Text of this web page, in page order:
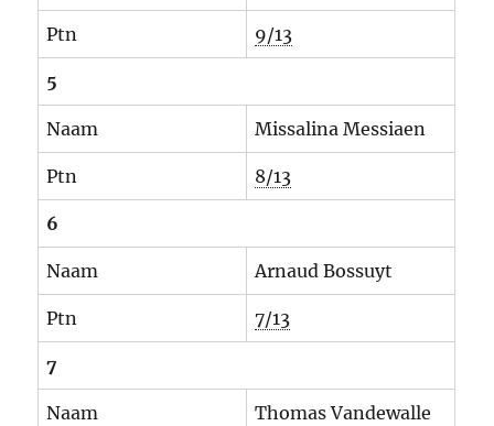
Ptn 9/13
5
Naam Missalina Messiaen
Ptn 8/13
6
Naam Arnaud Bossuyt
Ptn 7/13
7
Naam Thomas Vandewalle